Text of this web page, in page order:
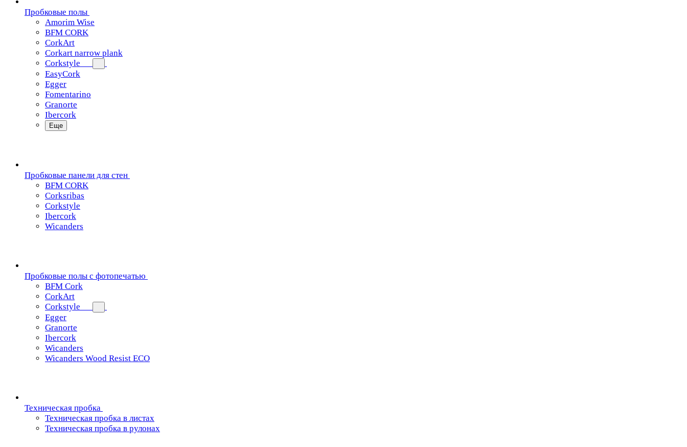
Пробковые полы
Amorim Wise
BFM CORK
CorkArt
Corkart narrow plank
Corkstyle
EasyCork
Egger
Fomentarino
Granorte
Ibercork
Еще
Пробковые панели для стен
BFM CORK
Corksribas
Corkstyle
Ibercork
Wicanders
Пробковые полы с фотопечатью
BFM Cork
CorkArt
Corkstyle
Egger
Granorte
Ibercork
Wicanders
Wicanders Wood Resist ECO
Техническая пробка
Техническая пробка в листах
Техническая пробка в рулонах